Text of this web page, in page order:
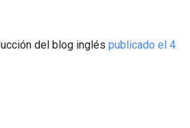
del blog inglés publicado el 4